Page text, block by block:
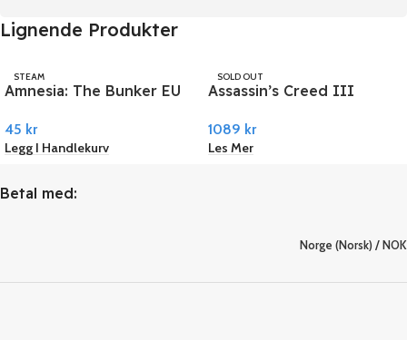
Lignende Produkter
STEAM
Amnesia: The Bunker EU
45 kr
Legg I Handlekurv
SOLD OUT
UBISOFT
Assassin’s Creed III
Connect
1089 kr
Les Mer
Betal med:
Norge (Norsk) / NOK